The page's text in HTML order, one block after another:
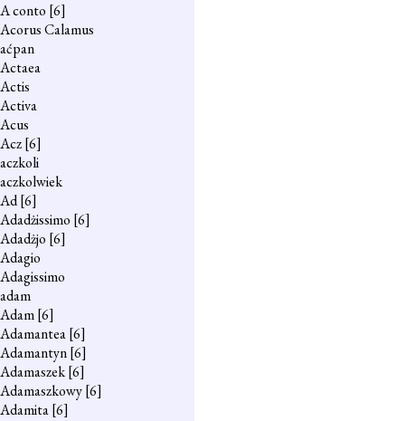
A conto [6]
Acorus Calamus
aćpan
Actaea
Actis
Activa
Acus
Acz[6]
aczkoli
aczkolwiek
Ad[6]
Adadżissimo [6]
Adadżjo [6]
Adagio
Adagissimo
adam
Adam[6]
Adamantea[6]
Adamantyn[6]
Adamaszek[6]
Adamaszkowy[6]
Adamita[6]